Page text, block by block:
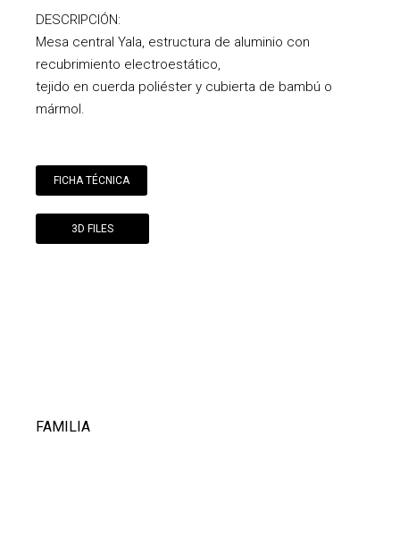
DESCRIPCIÓN:
Mesa central Yala, estructura de aluminio con
recubrimiento electroestático,
tejido en cuerda poliéster y cubierta de bambú o
mármol.
FICHA TÉCNICA
3D FILES
FAMILIA